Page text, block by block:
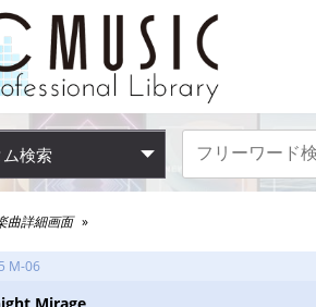
検索
曲詳細画面
M-06
Mirage